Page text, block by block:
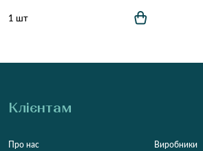
1 шт
Клієнтам
Про нас Виробники